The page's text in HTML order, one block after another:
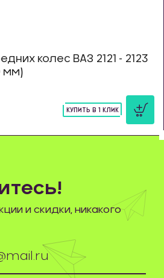
колес ВАЗ 2121 - 2123
мм)
КУПИТЬ В 1 КЛИК
и скидки, никакого